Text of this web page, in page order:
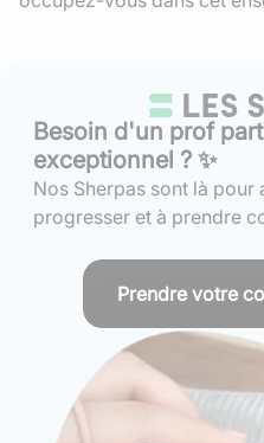
Besoin d'un prof
exceptionnel ? ✨
Nos Sherpas sont là pour
progresser et à prendre
Prendre votre